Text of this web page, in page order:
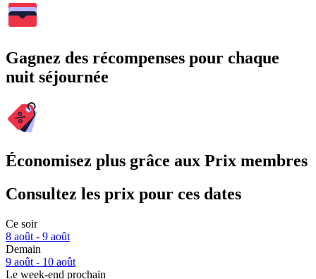
Gagnez des récompenses pour chaque
nuit séjournée
Économisez plus grâce aux Prix membres
Consultez les prix pour ces dates
Ce soir
8 août - 9 août
Demain
9 août - 10 août
Le week-end prochain